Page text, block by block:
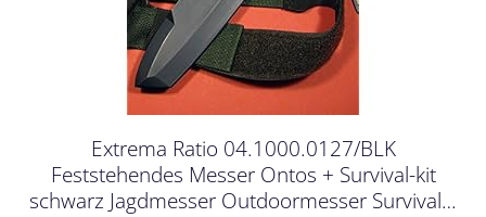
Extrema Ratio 04.1000.0127/BLK
Feststehendes Messer Ontos + Survival-kit
schwarz Jagdmesser Outdoormesser Survival…